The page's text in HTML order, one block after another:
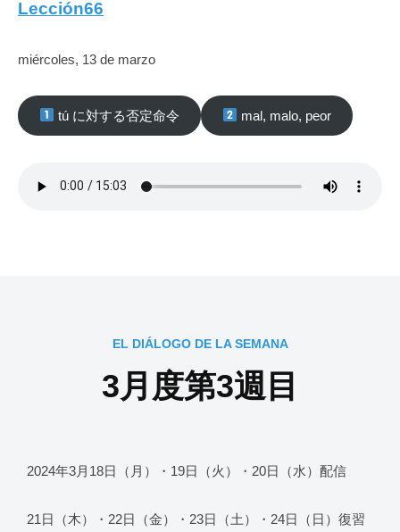
Lección66
miércoles, 13 de marzo
tú に対する否定命令 mal, malo, peor
EL DIÁLOGO DE LA SEMANA
3月度第3週目
2024年3月18日（月）・19日（火）・20日（水）配信
21日（木）・22日（金）・23日（土）・24日（日）復習